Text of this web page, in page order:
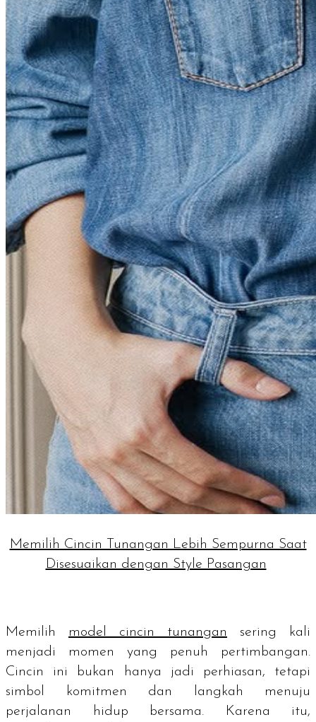
Memilih Cincin Tunangan Lebih Sempurna Saat
Disesuaikan dengan Style Pasangan
Memilih model cincin tunangan sering kali
menjadi momen yang penuh pertimbangan.
Cincin ini bukan hanya jadi perhiasan, tetapi
simbol komitmen dan langkah menuju
perjalanan hidup bersama. Karena itu,